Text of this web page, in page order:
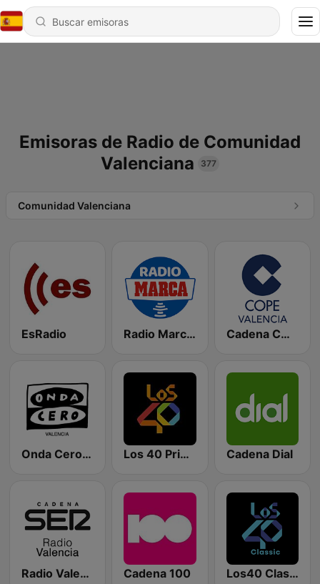
Emisoras de Radio de Comunidad
Valenciana
377
Comunidad Valenciana
EsRadio Radio Marca Nacional Cadena COPE Valencia
Onda Cero Valencia Los 40 Principales Cadena Dial
Radio Valencia SER Cadena 100 Los40 Classic